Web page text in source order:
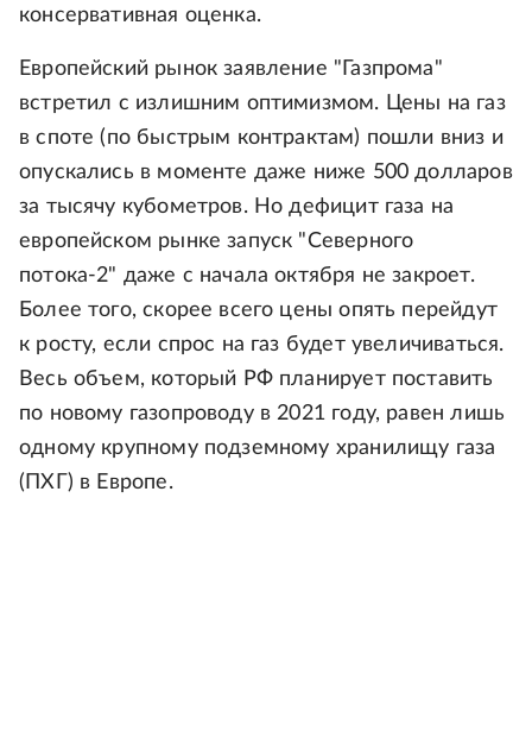
консервативная оценка.
Европейский рынок заявление "Газпрома"
встретил с излишним оптимизмом. Цены на газ
в споте (по быстрым контрактам) пошли вниз и
опускались в моменте даже ниже 500 долларов
за тысячу кубометров. Но дефицит газа на
европейском рынке запуск "Северного
потока-2" даже с начала октября не закроет.
Более того, скорее всего цены опять перейдут
к росту, если спрос на газ будет увеличиваться.
Весь объем, который РФ планирует поставить
по новому газопроводу в 2021 году, равен лишь
одному крупному подземному хранилищу газа
(ПХГ) в Европе.